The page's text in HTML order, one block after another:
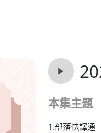
本集主題
1.部落快譯通